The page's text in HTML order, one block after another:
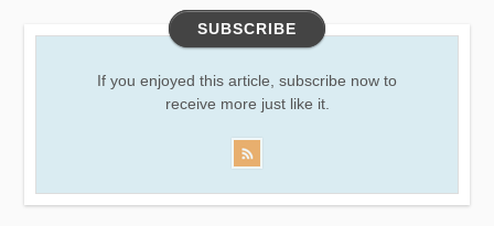
SUBSCRIBE
If you enjoyed this article, subscribe now to
receive more just like it.